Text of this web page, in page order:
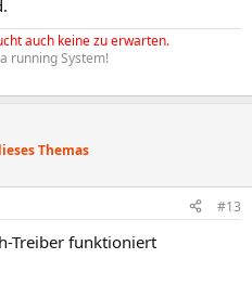
auch keine zu erwarten.
running System!
Themas
#13
Treiber funktioniert